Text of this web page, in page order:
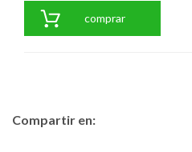
comprar
Compartir en: